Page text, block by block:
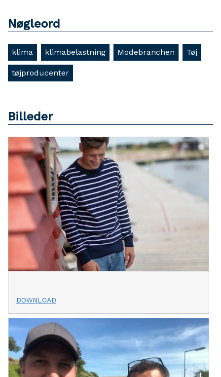
Nøgleord
klima klimabelastning Modebranchen Tøj
tøjproducenter
Billeder
DOWNLOAD